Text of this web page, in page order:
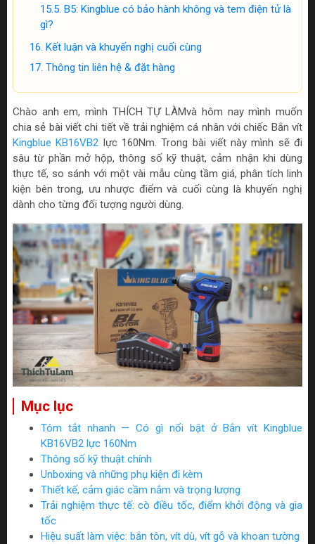
B5: Kingblue có bảo hành không và tem điện tử là
gì?
Kết luận và khuyến nghị cuối cùng
Thông tin liên hệ & đặt hàng
Chào anh em, mình THÍCH TỰ LÀMvà hôm nay mình muốn
chia sẻ bài viết chi tiết về trải nghiệm cá nhân với chiếc Bắn vít
Kingblue KB16VB2 lực 160Nm. Trong bài viết này mình sẽ đi
sâu từ phần mở hộp, thông số kỹ thuật, cảm nhận khi dùng
thực tế, so sánh với một vài mẫu cùng tầm giá, phân tích linh
kiện bên trong, ưu nhược điểm và cuối cùng là khuyến nghị
dành cho từng đối tượng người dùng.
Mục lục
Tóm tắt nhanh — Có gì nổi bật ở Bắn vít Kingblue
KB16VB2 lực 160Nm
Thông số kỹ thuật chính
Unboxing và những phụ kiện đi kèm
Thiết kế, cảm giác cầm nắm và trọng lượng
Trải nghiệm thực tế: cò điều tốc, điểm khởi động và gia
tốc
Hiệu suất làm việc: bắn tôn, vít dù, vít gỗ và khoan tường